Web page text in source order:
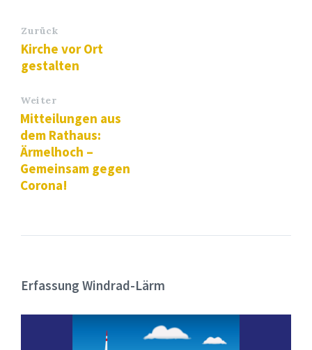
Zurück
Kirche vor Ort
gestalten
Weiter
Mitteilungen aus
dem Rathaus:
Ärmelhoch –
Gemeinsam gegen
Corona!
Erfassung Windrad-Lärm